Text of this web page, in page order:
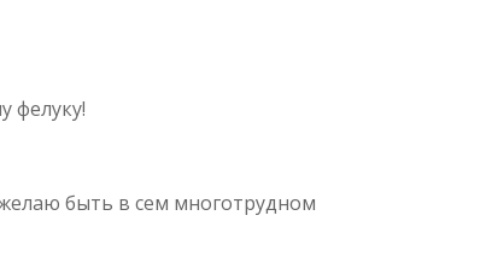
фелуку!
быть в сем многотрудном